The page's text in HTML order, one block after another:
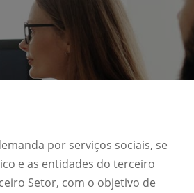
por serviços sociais, se
e as entidades do terceiro
Setor, com o objetivo de